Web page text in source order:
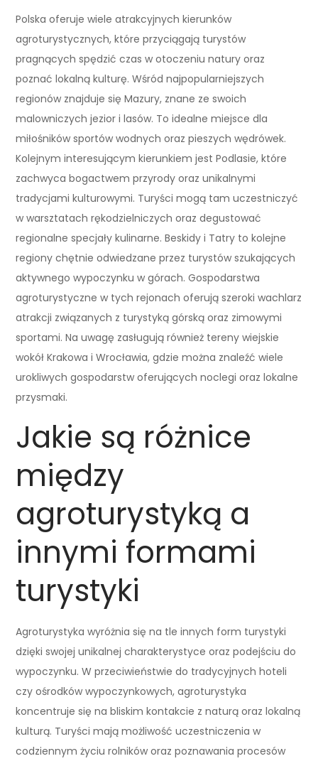
Polska oferuje wiele atrakcyjnych kierunków
agroturystycznych, które przyciągają turystów
pragnących spędzić czas w otoczeniu natury oraz
poznać lokalną kulturę. Wśród najpopularniejszych
regionów znajduje się Mazury, znane ze swoich
malowniczych jezior i lasów. To idealne miejsce dla
miłośników sportów wodnych oraz pieszych wędrówek.
Kolejnym interesującym kierunkiem jest Podlasie, które
zachwyca bogactwem przyrody oraz unikalnymi
tradycjami kulturowymi. Turyści mogą tam uczestniczyć
w warsztatach rękodzielniczych oraz degustować
regionalne specjały kulinarne. Beskidy i Tatry to kolejne
regiony chętnie odwiedzane przez turystów szukających
aktywnego wypoczynku w górach. Gospodarstwa
agroturystyczne w tych rejonach oferują szeroki wachlarz
atrakcji związanych z turystyką górską oraz zimowymi
sportami. Na uwagę zasługują również tereny wiejskie
wokół Krakowa i Wrocławia, gdzie można znaleźć wiele
urokliwych gospodarstw oferujących noclegi oraz lokalne
przysmaki.
Jakie są różnice
między
agroturystyką a
innymi formami
turystyki
Agroturystyka wyróżnia się na tle innych form turystyki
dzięki swojej unikalnej charakterystyce oraz podejściu do
wypoczynku. W przeciwieństwie do tradycyjnych hoteli
czy ośrodków wypoczynkowych, agroturystyka
koncentruje się na bliskim kontakcie z naturą oraz lokalną
kulturą. Turyści mają możliwość uczestniczenia w
codziennym życiu rolników oraz poznawania procesów